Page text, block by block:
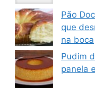
Pão
que
na boca
Pudim
panela